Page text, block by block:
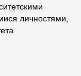
личностями,